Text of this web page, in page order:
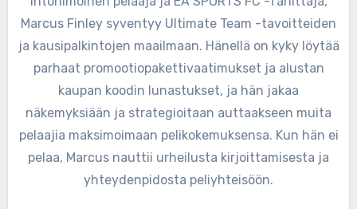
Marcus Finley syventyy Ultimate Team -tavoitteiden
ja kausipalkintojen maailmaan. Hänellä on kyky löytää
parhaat promootiopakettivaatimukset ja alustan
kaupan koodin lunastukset, ja hän jakaa
näkemyksiään ja strategioitaan auttaakseen muita
pelaajia maksimoimaan pelikokemuksensa. Kun hän ei
pelaa, Marcus nauttii urheilusta kirjoittamisesta ja
yhteydenpidosta peliyhteisöön.